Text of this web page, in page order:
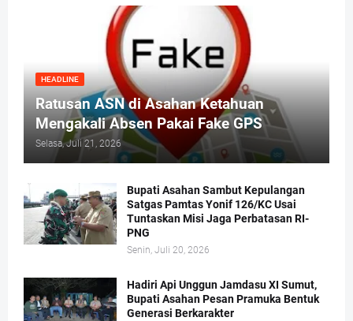
HEADLINE
Ratusan ASN di Asahan Ketahuan
Mengakali Absen Pakai Fake GPS
Selasa, Juli 21, 2026
Bupati Asahan Sambut Kepulangan
Satgas Pamtas Yonif 126/KC Usai
Tuntaskan Misi Jaga Perbatasan RI-
PNG
Senin, Juli 20, 2026
Hadiri Api Unggun Jamdasu XI Sumut,
Bupati Asahan Pesan Pramuka Bentuk
Generasi Berkarakter